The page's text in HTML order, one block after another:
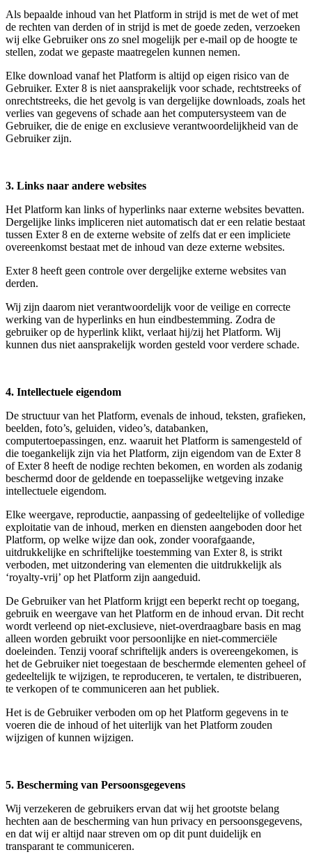
Als bepaalde inhoud van het Platform in strijd is met de wet of met
de rechten van derden of in strijd is met de goede zeden, verzoeken
wij elke Gebruiker ons zo snel mogelijk per e-mail op de hoogte te
stellen, zodat we gepaste maatregelen kunnen nemen.
Elke download vanaf het Platform is altijd op eigen risico van de
Gebruiker. Exter 8 is niet aansprakelijk voor schade, rechtstreeks of
onrechtstreeks, die het gevolg is van dergelijke downloads, zoals het
verlies van gegevens of schade aan het computersysteem van de
Gebruiker, die de enige en exclusieve verantwoordelijkheid van de
Gebruiker zijn.
3. Links naar andere websites
Het Platform kan links of hyperlinks naar externe websites bevatten.
Dergelijke links impliceren niet automatisch dat er een relatie bestaat
tussen Exter 8 en de externe website of zelfs dat er een impliciete
overeenkomst bestaat met de inhoud van deze externe websites.
Exter 8 heeft geen controle over dergelijke externe websites van
derden.
Wij zijn daarom niet verantwoordelijk voor de veilige en correcte
werking van de hyperlinks en hun eindbestemming. Zodra de
gebruiker op de hyperlink klikt, verlaat hij/zij het Platform. Wij
kunnen dus niet aansprakelijk worden gesteld voor verdere schade.
4. Intellectuele eigendom
De structuur van het Platform, evenals de inhoud, teksten, grafieken,
beelden, foto’s, geluiden, video’s, databanken,
computertoepassingen, enz. waaruit het Platform is samengesteld of
die toegankelijk zijn via het Platform, zijn eigendom van de Exter 8
of Exter 8 heeft de nodige rechten bekomen, en worden als zodanig
beschermd door de geldende en toepasselijke wetgeving inzake
intellectuele eigendom.
Elke weergave, reproductie, aanpassing of gedeeltelijke of volledige
exploitatie van de inhoud, merken en diensten aangeboden door het
Platform, op welke wijze dan ook, zonder voorafgaande,
uitdrukkelijke en schriftelijke toestemming van Exter 8, is strikt
verboden, met uitzondering van elementen die uitdrukkelijk als
‘royalty-vrij’ op het Platform zijn aangeduid.
De Gebruiker van het Platform krijgt een beperkt recht op toegang,
gebruik en weergave van het Platform en de inhoud ervan. Dit recht
wordt verleend op niet-exclusieve, niet-overdraagbare basis en mag
alleen worden gebruikt voor persoonlijke en niet-commerciële
doeleinden. Tenzij vooraf schriftelijk anders is overeengekomen, is
het de Gebruiker niet toegestaan de beschermde elementen geheel of
gedeeltelijk te wijzigen, te reproduceren, te vertalen, te distribueren,
te verkopen of te communiceren aan het publiek.
Het is de Gebruiker verboden om op het Platform gegevens in te
voeren die de inhoud of het uiterlijk van het Platform zouden
wijzigen of kunnen wijzigen.
5. Bescherming van Persoonsgegevens
Wij verzekeren de gebruikers ervan dat wij het grootste belang
hechten aan de bescherming van hun privacy en persoonsgegevens,
en dat wij er altijd naar streven om op dit punt duidelijk en
transparant te communiceren.